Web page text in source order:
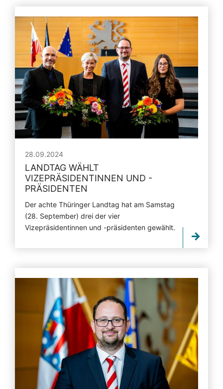
28.09.2024
LANDTAG WÄHLT
VIZEPRÄSIDENTINNEN UND -
PRÄSIDENTEN
Der achte Thüringer Landtag hat am Samstag
(28. September) drei der vier
Vizepräsidentinnen und -präsidenten gewählt.